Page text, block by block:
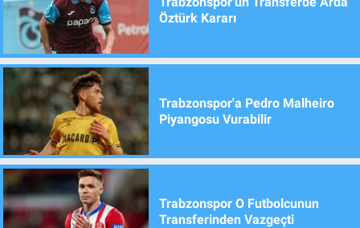
Öztürk Kararı
Trabzonspor'a Pedro Malheiro
Piyangosu Vurabilir
Trabzonspor O Futbolcunun
Transferinden Vazgeçti